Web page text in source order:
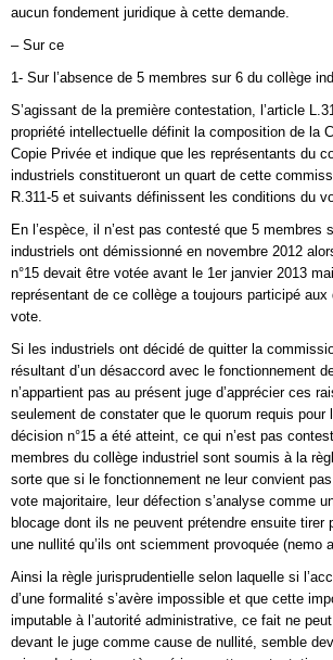
aucun fondement juridique à cette demande.
– Sur ce
1- Sur l’absence de 5 membres sur 6 du collège
S’agissant de la première contestation, l’article
propriété intellectuelle définit la composition de la
Copie Privée et indique que les représentants du
industriels constitueront un quart de cette
R.311-5 et suivants définissent les conditions du
En l’espèce, il n’est pas contesté que 5 membres
industriels ont démissionné en novembre 2012
n°15 devait être votée avant le 1er janvier 2013
représentant de ce collège a toujours participé
vote.
Si les industriels ont décidé de quitter la
résultant d’un désaccord avec le fonctionnement
n’appartient pas au présent juge d’apprécier ces
seulement de constater que le quorum requis pour
décision n°15 a été atteint, ce qui n’est pas
membres du collège industriel sont soumis à la
sorte que si le fonctionnement ne leur convient pas
vote majoritaire, leur défection s’analyse comme
blocage dont ils ne peuvent prétendre ensuite tirer
une nullité qu’ils ont sciemment provoquée (nemo
Ainsi la règle jurisprudentielle selon laquelle si
d’une formalité s’avère impossible et que cette
imputable à l’autorité administrative, ce fait ne
devant le juge comme cause de nullité, semble